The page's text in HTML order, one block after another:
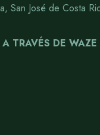
San José de Costa
TRAVÉS DE WAZE